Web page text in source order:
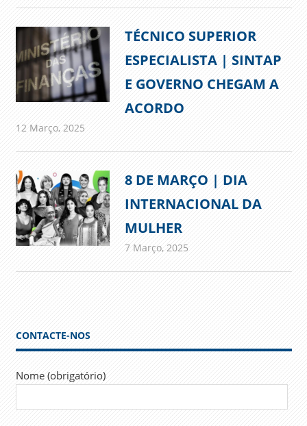
TÉCNICO SUPERIOR
ESPECIALISTA | SINTAP
E GOVERNO CHEGAM A
ACORDO
12 Março, 2025admin
Comunicados
8 DE MARÇO | DIA
INTERNACIONAL DA
MULHER
7 Março, 2025
CONTACTE-NOS
Nome (obrigatório)